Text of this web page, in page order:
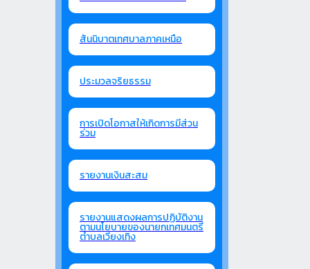
สันนิบาตเทศบาลภาคเหนือ
ประมวลจริยธรรม
การเปิดโอกาสให้เกิดการมีส่วน
ร่วม
รายงานเงินสะสม
รายงานแสดงผลการปฏิบัติงาน
ตามนโยบายของนายกเทศมนตรี
ตำบลเวียงเทิง